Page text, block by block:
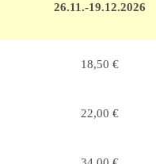
26.11.-19.12.2026
18,50 €
22,00 €